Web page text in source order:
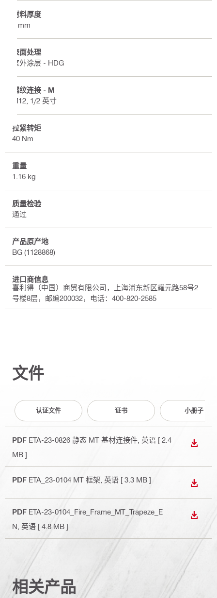
材料厚度
4 mm
表面处理
室外涂层 - HDG
螺纹连接 - M
M12, 1/2 英寸
拉紧转矩
40 Nm
重量
1.16 kg
质量检验
通过
产品原产地
BG (1128868)
进口商信息
喜利得（中国）商贸有限公司，上海浦东新区耀元路58号2
号楼8层，邮编200032，电话：400-820-2585
文件
认证文件 证书 小册子
PDF ETA-23-0826 静态 MT 基材连接件 , 英语 [ 2.4
MB ]
下载
PDF ETA_23-0104 MT 框架 , 英语 [ 3.3 MB ]
下载
PDF ETA-23-0104_Fire_Frame_MT_Trapeze_E
N , 英语 [ 4.8 MB ]
下载
相关产品